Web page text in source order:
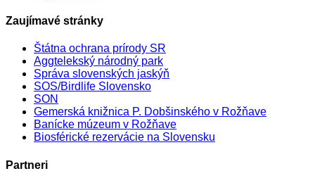
Zaujímavé stránky
Štátna ochrana prírody SR
Aggtelekský národný park
Správa slovenských jaskýň
SOS/Birdlife Slovensko
SON
Gemerská knižnica P. Dobšinského v Rožňave
Banícke múzeum v Rožňave
Biosférické rezervácie na Slovensku
Partneri